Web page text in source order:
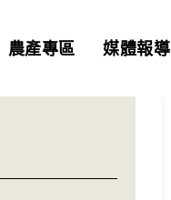
農產專區 媒體報導